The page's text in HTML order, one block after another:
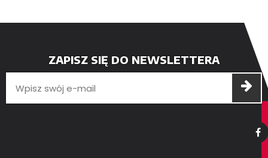
ZAPISZ SIĘ DO NEWSLETTERA